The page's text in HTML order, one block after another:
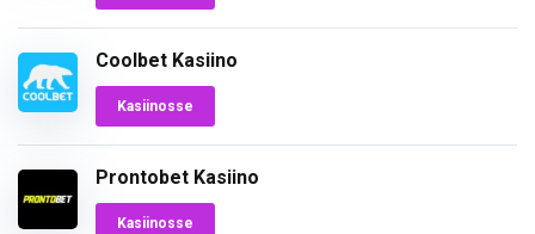
Coolbet Kasiino
Kasiinosse
Prontobet Kasiino
Kasiinosse